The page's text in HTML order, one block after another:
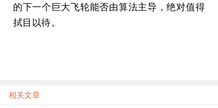
的下一个巨大飞轮能否由算法主导，绝对值得
拭目以待。
相关文章